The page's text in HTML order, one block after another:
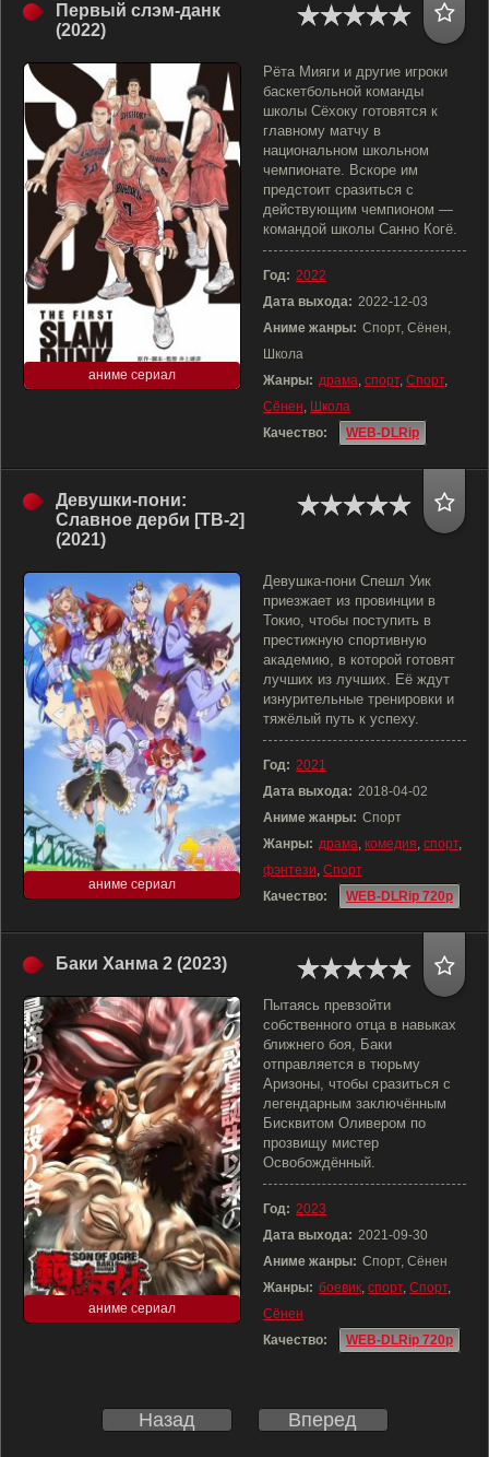
Первый слэм-данк
(2022)
аниме сериал
Рёта Мияги и другие игроки
баскетбольной команды
школы Сёхоку готовятся к
главному матчу в
национальном школьном
чемпионате. Вскоре им
предстоит сразиться с
действующим чемпионом —
командой школы Санно Когё.
Год: 2022
Дата выхода: 2022-12-03
Аниме жанры: Спорт, Сёнен,
Школа
Жанры: драма, спорт, Спорт,
Сёнен, Школа
Качество:
WEB-DLRip
Девушки-пони:
Славное дерби [ТВ-2]
(2021)
аниме сериал
Девушка-пони Спешл Уик
приезжает из провинции в
Токио, чтобы поступить в
престижную спортивную
академию, в которой готовят
лучших из лучших. Её ждут
изнурительные тренировки и
тяжёлый путь к успеху.
Год: 2021
Дата выхода: 2018-04-02
Аниме жанры: Спорт
Жанры: драма, комедия, спорт,
фэнтези, Спорт
Качество:
WEB-DLRip 720p
Баки Ханма 2 (2023)
аниме сериал
Пытаясь превзойти
собственного отца в навыках
ближнего боя, Баки
отправляется в тюрьму
Аризоны, чтобы сразиться с
легендарным заключённым
Бисквитом Оливером по
прозвищу мистер
Освобождённый.
Год: 2023
Дата выхода: 2021-09-30
Аниме жанры: Спорт, Сёнен
Жанры: боевик, спорт, Спорт,
Сёнен
Качество:
WEB-DLRip 720p
Назад Вперед